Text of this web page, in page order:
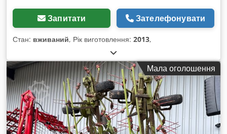
Запитати Зателефонувати
Стан: вживаний, Рік виготовлення: 2013,
Мала оголошення